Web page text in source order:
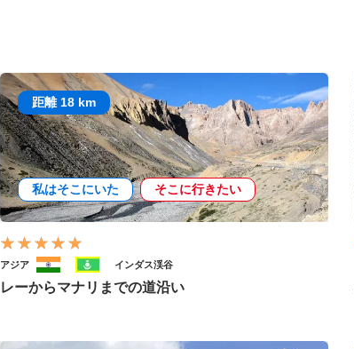
距離 18 km
私はそこにいた そこに行きたい
アジア インダス渓谷
レーからマナリまでの道沿い